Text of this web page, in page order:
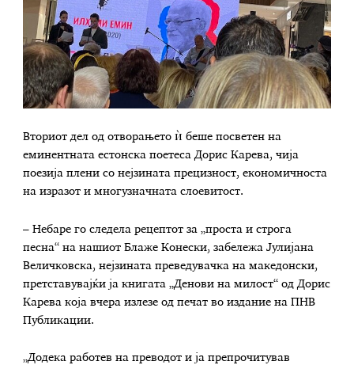
Вториот дел од отворањето ѝ беше посветен на
еминентната естонска поетеса Дорис Карева, чија
поезија плени со нејзината прецизност, економичноста
на изразот и многузначнaта слоевитoст.
– Небаре го следела рецептот за „проста и строга
песна“ на нашиот Блаже Конески, забележа Јулијана
Величковска, нејзината преведувачка на македонски,
претставувајќи ја книгата „Денови на милост“ од Дорис
Карева која вчера излезе од печат во издание на ПНВ
Публикации.
„Додека работев на преводот и ја препрочитував